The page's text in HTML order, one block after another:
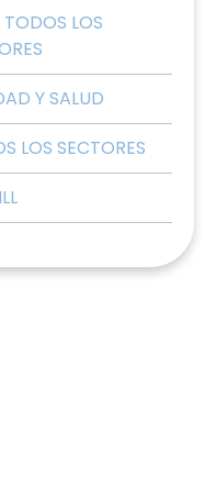
LOS
Y SALUD
LOS SECTORES